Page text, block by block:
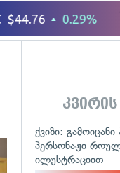
ქვიზი:
პერსონაჟი
ილუსტრაციით